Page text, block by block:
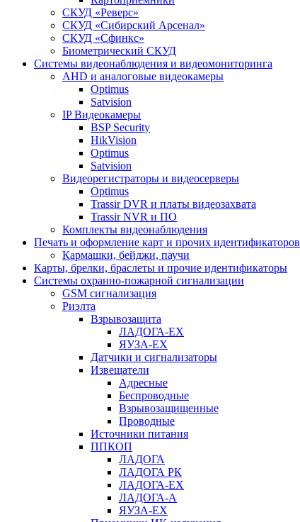
СКУД «Реверс»
СКУД «Сибирский Арсенал»
СКУД «Сфинкс»
Биометрический СКУД
Системы видеонаблюдения и видеомониторинга
AHD и аналоговые видеокамеры
Optimus
Satvision
IP Видеокамеры
BSP Security
HikVision
Optimus
Satvision
Видеорегистраторы и видеосерверы
Optimus
Trassir DVR и платы видеозахвата
Trassir NVR и ПО
Комплекты видеонаблюдения
Печать и оформление карт и прочих идентификаторов
Кармашки, бейджи, паучи
Карты, брелки, браслеты и прочие идентификаторы
Системы охранно-пожарной сигнализации
GSM сигнализация
Риэлта
Взрывозащита
ЛАДОГА-EX
ЯУЗА-ЕХ
Датчики и сигнализаторы
Извещатели
Адресные
Беспроводные
Взрывозащищенные
Проводные
Источники питания
ППКОП
ЛАДОГА
ЛАДОГА РК
ЛАДОГА-EX
ЛАДОГА-А
ЯУЗА-ЕХ